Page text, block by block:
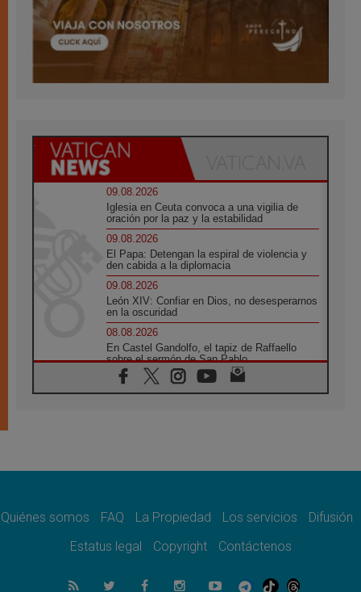
09.08.2026
Iglesia en Ceuta convoca a una vigilia de
oración por la paz y la estabilidad
09.08.2026
El Papa: Detengan la espiral de violencia y
den cabida a la diplomacia
09.08.2026
León XIV: Confiar en Dios, no desesperarnos
en la oscuridad
08.08.2026
En Castel Gandolfo, el tapiz de Raffaello
sobre el sermón de San Pablo
08.08.2026
En Colombia, «la paz no se compra con una
08.08.2026
08.08.2026
del Buen Consejo de Genazzano
Filipinas: el Vicariato Apostólico de Calapán
Quiénes somos FAQ La Propiedad Los servicios
Difusión
Estatus legal
Copyright Contáctenos